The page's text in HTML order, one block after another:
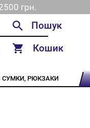
грн.
Кошик
СУМКИ, РЮКЗАКИ